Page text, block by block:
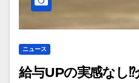
ニュース
給与UPの実感なし